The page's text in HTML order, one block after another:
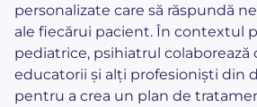
personalizate care să răspundă
ale fiecărui pacient. În contextul
pediatrice, psihiatrul colaborează
educatorii și alți profesioniști din
pentru a crea un plan de